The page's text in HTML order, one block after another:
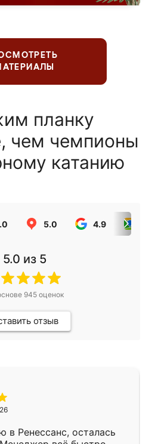
планку
чем чемпионы
катанию
5.0 4.9
5.0 из 5
945оценок
отзыв
в Ренессанс, осталась